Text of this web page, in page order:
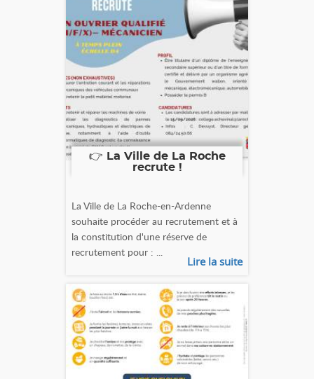
👉 La Ville de La Roche
recrute !
La Ville de La Roche-en-Ardenne
souhaite procéder au recrutement et à
la constitution d'une réserve de
recrutement pour : ...
Lire la suite